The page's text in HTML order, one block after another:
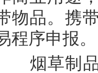
物品。携
程序申报。
烟草制品